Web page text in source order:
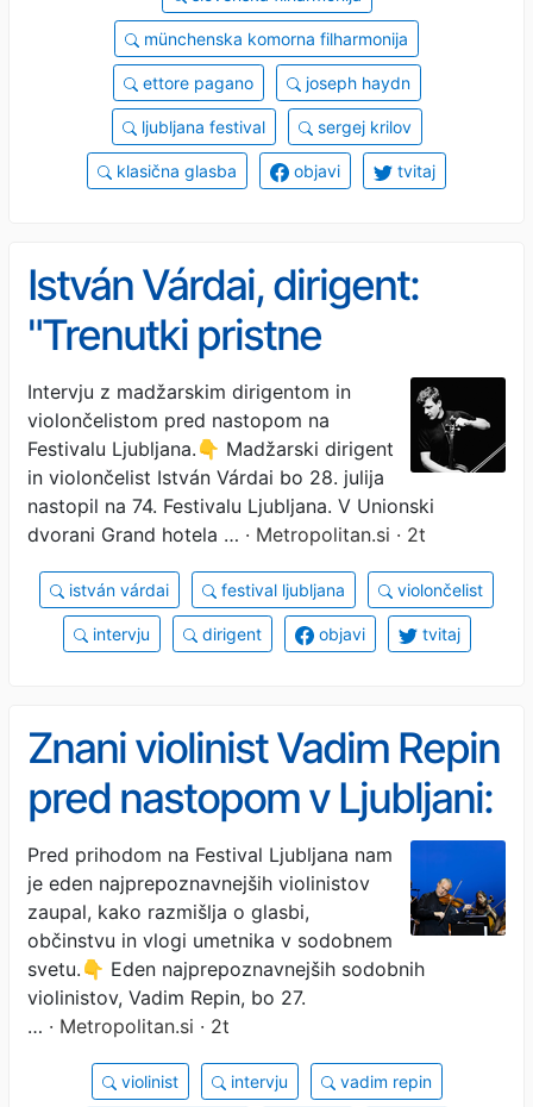
münchenska komorna filharmonija
ettore pagano joseph haydn
ljubljana festival sergej krilov
klasična glasba objavi tvitaj
István Várdai, dirigent:
"Trenutki pristne
spontanosti so najbolj
nepozabni, ker jih ni
mogoče načrtovati"
Intervju z madžarskim dirigentom in
violončelistom pred nastopom na
Festivalu Ljubljana.👇 Madžarski dirigent
in violončelist István Várdai bo 28. julija
nastopil na 74. Festivalu Ljubljana. V Unionski
dvorani Grand hotela … · Metropolitan.si · 2t
istván várdai festival ljubljana violončelist
intervju dirigent objavi tvitaj
Znani violinist Vadim Repin
pred nastopom v Ljubljani:
"Lepota izvajanja klasične
glasbe je ustvariti dialog,
pogovor!"
Pred prihodom na Festival Ljubljana nam
je eden najprepoznavnejših violinistov
zaupal, kako razmišlja o glasbi,
občinstvu in vlogi umetnika v sodobnem
svetu.👇 Eden najprepoznavnejših sodobnih
violinistov, Vadim Repin, bo 27.
… · Metropolitan.si · 2t
violinist intervju vadim repin